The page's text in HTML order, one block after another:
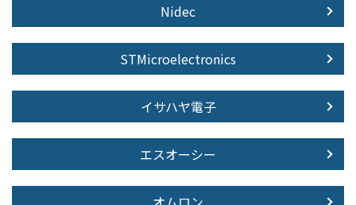
Nidec
STMicroelectronics
イサハヤ電子
エスオーシー